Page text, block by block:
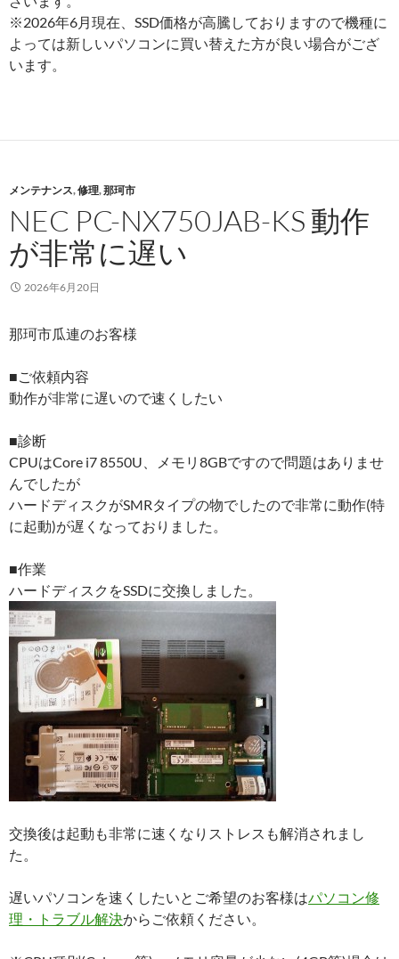
※2026年6月現在、SSD価格が高騰しておりますので機種に
よっては新しいパソコンに買い替えた方が良い場合がござ
います。
メンテナンス,修理,那珂市
NEC PC-NX750JAB-KS 動作
が非常に遅い
2026年6月20日
那珂市瓜連のお客様
■ご依頼内容
動作が非常に遅いので速くしたい
■診断
CPUはCore i7 8550U、メモリ8GBですので問題はありませ
んでしたが
ハードディスクがSMRタイプの物でしたので非常に動作(特
に起動)が遅くなっておりました。
■作業
ハードディスクをSSDに交換しました。
交換後は起動も非常に速くなりストレスも解消されまし
た。
遅いパソコンを速くしたいとご希望のお客様はパソコン修
理・トラブル解決からご依頼ください。